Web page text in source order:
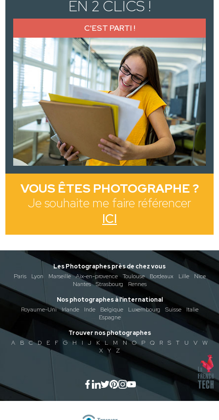
EN 2 CLICS !
C'EST PARTI !
VOUS ÊTES PHOTOGRAPHE ?
Je souhaite me faire référencer
ICI
Les Photographes près de chez vous
Paris
Lyon Marseille Aix-en-provence Toulouse Bordeaux Lille
Nice
Nantes
Strasbourg
Rennes
Nos photographes à l'international
Royaume-Uni
Irlande Inde Belgique Luxembourg Suisse
Italie
Espagne
Trouver nos photographes
A
B C D E F G H I J K L M N O P Q R S T U V
W
X
Y Z